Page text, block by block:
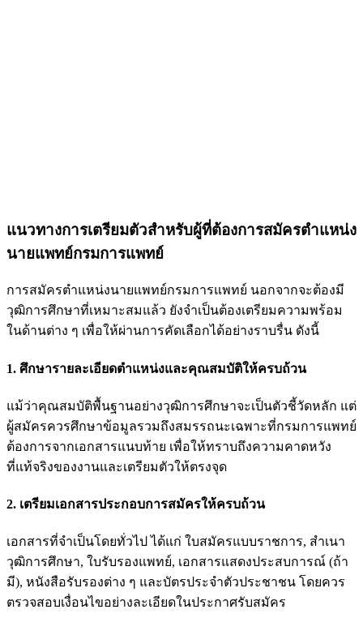
แนวทางการเตรียมตัวสำหรับผู้ที่ต้องการสมัครตำแหน่ง
นายแพทย์กรมการแพทย์
การสมัครตำแหน่งนายแพทย์กรมการแพทย์ นอกจากจะต้องมี
วุฒิการศึกษาที่เหมาะสมแล้ว ยังจำเป็นต้องเตรียมความพร้อม
ในด้านต่าง ๆ เพื่อให้ผ่านการคัดเลือกได้อย่างราบรื่น ดังนี้
1. ศึกษารายละเอียดตำแหน่งและคุณสมบัติให้ครบถ้วน
แม้ว่าคุณสมบัติพื้นฐานอย่างวุฒิการศึกษาจะเป็นตัวชี้วัดหลัก แต่
ผู้สมัครควรศึกษาข้อมูลรวมถึงสมรรถนะเฉพาะที่กรมการแพทย์
ต้องการจากเอกสารแนบท้าย เพื่อให้ทราบถึงความคาดหวัง
ที่แท้จริงของงานและเตรียมตัวให้ตรงจุด
2. เตรียมเอกสารประกอบการสมัครให้ครบถ้วน
เอกสารที่จำเป็นโดยทั่วไป ได้แก่ ใบสมัครแบบราชการ, สำเนา
วุฒิการศึกษา, ใบรับรองแพทย์, เอกสารแสดงประสบการณ์ (ถ้า
มี), หนังสือรับรองต่าง ๆ และบัตรประจำตัวประชาชน โดยควร
ตรวจสอบเงื่อนไขอย่างละเอียดในประกาศรับสมัคร